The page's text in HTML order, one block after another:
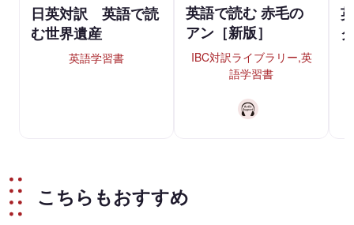
日英対訳 英語で読
む世界遺産
英語学習書
英語で読む 赤毛の
アン［新版］
IBC対訳ライブラリー,英
語学習書
こちらもおすすめ